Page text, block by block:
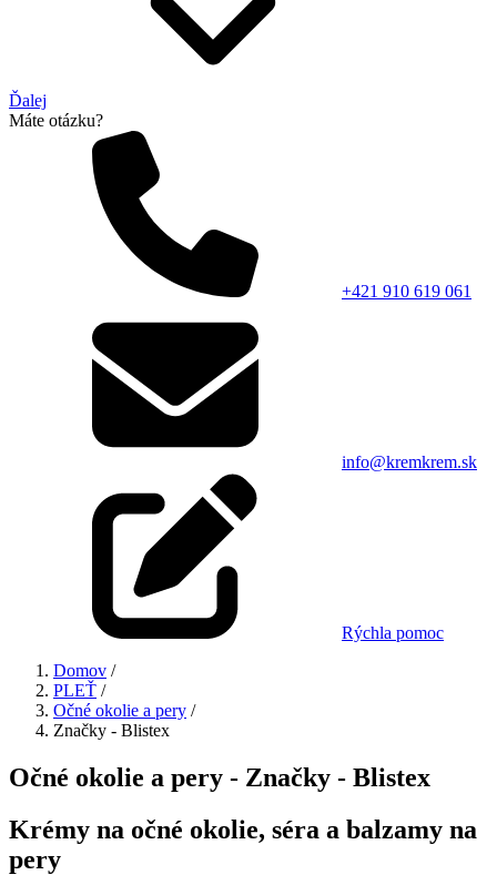
Ďalej
Máte otázku?
+421 910 619 061
info@kremkrem.sk
Rýchla pomoc
Domov /
PLEŤ /
Očné okolie a pery /
Značky - Blistex
Očné okolie a pery - Značky - Blistex
Krémy na očné okolie, séra a balzamy na
pery